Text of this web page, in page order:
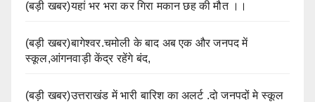
(बड़ी खबर)यहां भर भरा कर गिरा मकान छह की मौत ।।
(बड़ी खबर)बागेश्वर.चमोली के बाद अब एक और जनपद में
स्कूल,आंगनवाड़ी केंद्र रहेंगे बंद,
(बड़ी खबर)उत्तराखंड में भारी बारिश का अलर्ट .दो जनपदों मे स्कूल